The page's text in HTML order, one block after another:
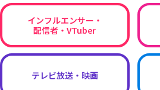
インフルエンサー・
配信者・VTuber
テレビ放送・映画